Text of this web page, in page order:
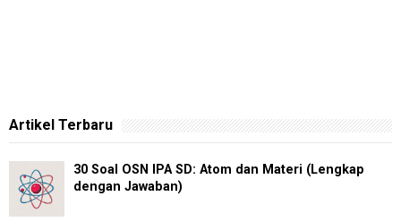
Artikel Terbaru
30 Soal OSN IPA SD: Atom dan Materi (Lengkap
dengan Jawaban)